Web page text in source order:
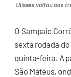
Ulisses voltou aos
O Sampaio
sexta rodada
quinta-feira. A
São Mateus,